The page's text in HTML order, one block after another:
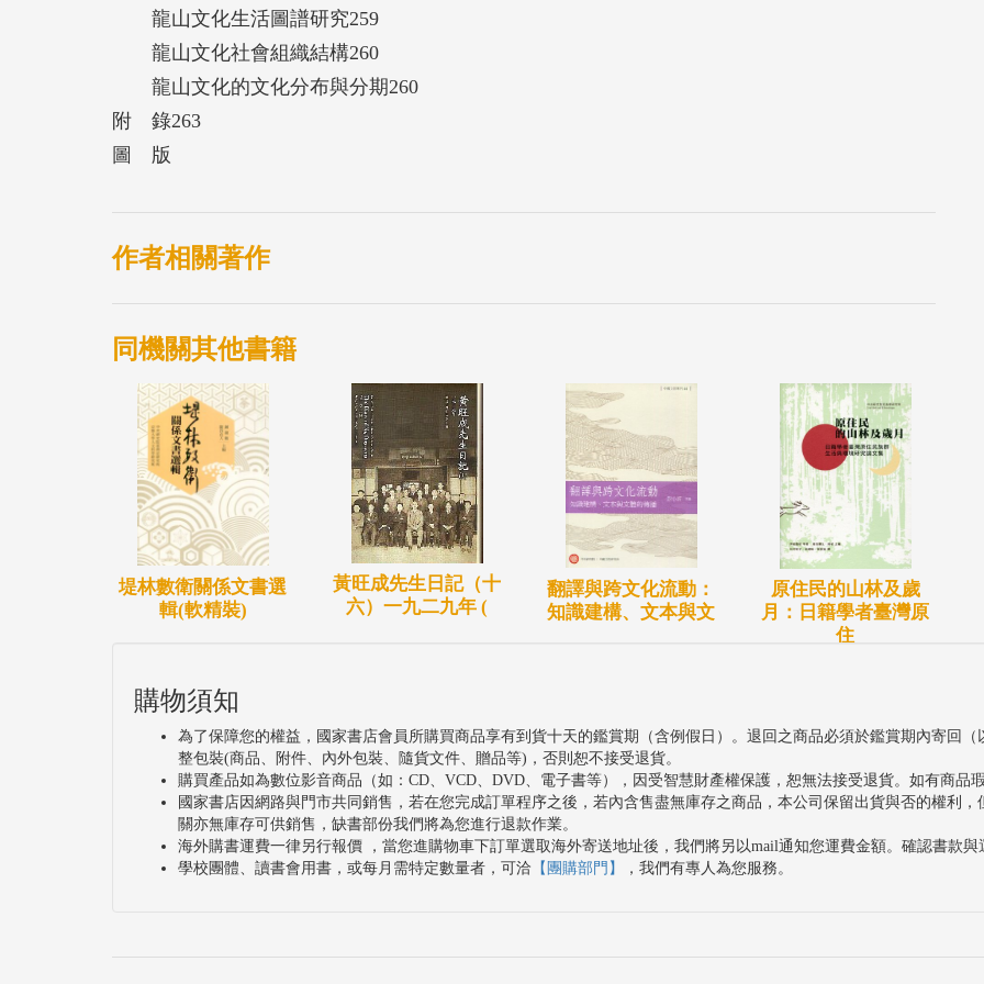
龍山文化生活圖譜研究259
龍山文化社會組織結構260
龍山文化的文化分布與分期260
附 錄263
圖 版
作者相關著作
同機關其他書籍
堤林數衛關係文書選
輯(軟精裝)
黃旺成先生日記（十
六）一九二九年 (
翻譯與跨文化流動：
知識建構、文本與文
原住民的山林及歲
月：日籍學者臺灣原
住
購物須知
為了保障您的權益，國家書店會員所購買商品享有到貨十天的鑑賞期（含例假日）。退回之商品必須於鑑賞期內寄回
整包裝(商品、附件、內外包裝、隨貨文件、贈品等)，否則恕不接受退貨。
購買產品如為數位影音商品（如：CD、VCD、DVD、電子書等），因受智慧財產權保護，恕無法接受退貨。如有商品
國家書店因網路與門市共同銷售，若在您完成訂單程序之後，若內含售盡無庫存之商品，本公司保留出貨與否的權利
關亦無庫存可供銷售，缺書部份我們將為您進行退款作業。
海外購書運費一律另行報價 ，當您進購物車下訂單選取海外寄送地址後，我們將另以mail通知您運費金額。確認書款
學校團體、讀書會用書，或每月需特定數量者，可洽 【團購部門】 ，我們有專人為您服務。